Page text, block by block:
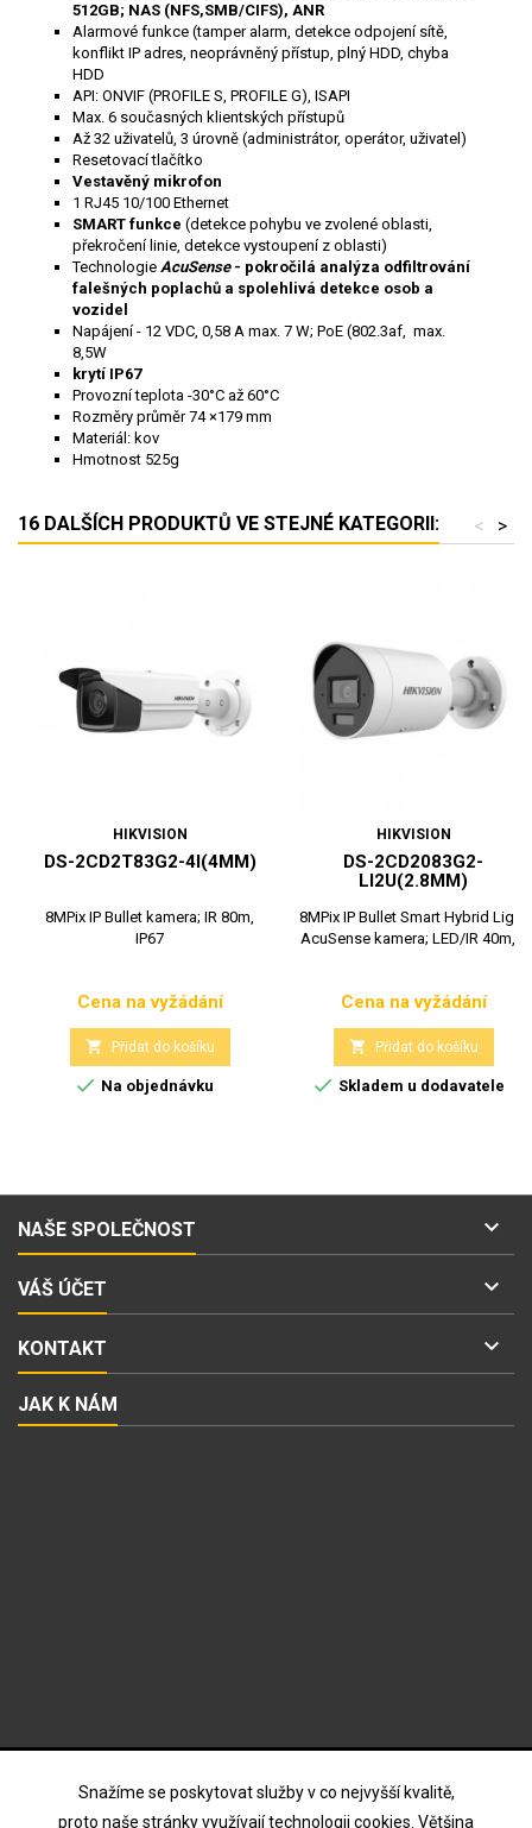
Snažíme se poskytovat služby v co nejvyšší kvalitě,
proto naše stránky využívají technologii cookies. Většina
512GB; NAS (NFS,SMB/CIFS), ANR
Alarmové funkce (tamper alarm, detekce odpojení sítě,
konflikt IP adres, neoprávněný přístup, plný HDD, chyba
HDD
API: ONVIF (PROFILE S, PROFILE G), ISAPI
Max. 6 současných klientských přístupů
Až 32 uživatelů, 3 úrovně (administrátor, operátor, uživatel)
Resetovací tlačítko
Vestavěný mikrofon
1 RJ45 10/100 Ethernet
SMART funkce (detekce pohybu ve zvolené oblasti,
překročení linie, detekce vystoupení z oblasti)
Technologie AcuSense- pokročilá analýza odfiltrování
falešných poplachů a spolehlivá detekce osob a
vozidel
Napájení - 12 VDC, 0,58 A max. 7 W; PoE (802.3af, max.
8,5W
krytí IP67
Provozní teplota -30°C až 60°C
Rozměry průměr 74 ×179 mm
Materiál: kov
Hmotnost 525g
16 DALŠÍCH PRODUKTŮ VE STEJNÉ KATEGORII: >
<
HIKVISION
DS-2CD2T83G2-4I(4MM)
8MPix IP Bullet kamera; IR 80m,
IP67
Cena
Cena na vyžádání
 Přidat do košíku
 Na objednávku
HIKVISION
DS-2CD2083G2-
LI2U(2.8MM)
8MPix IP Bullet Smart Hybrid Light
AcuSense kamera; LED/IR 40m,...
Cena
Cena na vyžádání
 Přidat do košíku
 Skladem u dodavatele
NAŠE SPOLEČNOST 
VÁŠ ÚČET 
KONTAKT 
JAK K NÁM